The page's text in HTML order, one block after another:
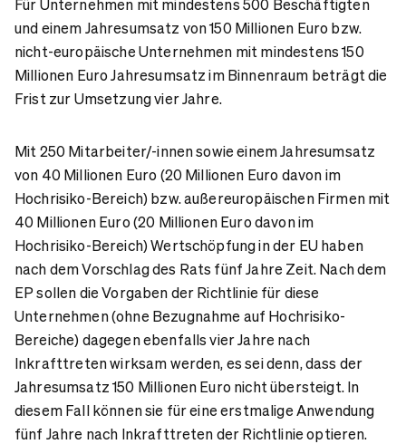
Für Unternehmen mit mindestens 500 Beschäftigten
und einem Jahresumsatz von 150 Millionen Euro bzw.
nicht-europäische Unternehmen mit mindestens 150
Millionen Euro Jahresumsatz im Binnenraum beträgt die
Frist zur Umsetzung vier Jahre.
Mit 250 Mitarbeiter/-innen sowie einem Jahresumsatz
von 40 Millionen Euro (20 Millionen Euro davon im
Hochrisiko-Bereich) bzw. außereuropäischen Firmen mit
40 Millionen Euro (20 Millionen Euro davon im
Hochrisiko-Bereich) Wertschöpfung in der EU haben
nach dem Vorschlag des Rats fünf Jahre Zeit. Nach dem
EP sollen die Vorgaben der Richtlinie für diese
Unternehmen (ohne Bezugnahme auf Hochrisiko-
Bereiche) dagegen ebenfalls vier Jahre nach
Inkrafttreten wirksam werden, es sei denn, dass der
Jahresumsatz 150 Millionen Euro nicht übersteigt. In
diesem Fall können sie für eine erstmalige Anwendung
fünf Jahre nach Inkrafttreten der Richtlinie optieren.